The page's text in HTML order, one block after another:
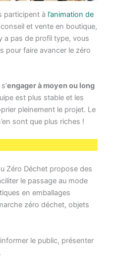
participent à l’animation de
et vente en boutique,
a pas de profil type, vous
pour faire avancer le zéro
engager à moyen ou long
est plus stable et les
pleinement le projet. Le
sont que plus riches !
Zéro Déchet propose des
le passage au mode
en emballages
zéro déchet, objets
le public, présenter